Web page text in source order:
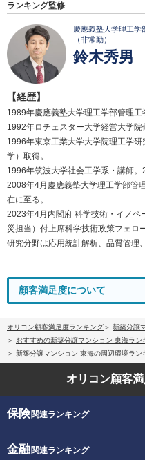
ランキング監修
慶應義塾大学理工学
（非常勤）
鈴木秀男
【経歴】
1989年慶應義塾大学理工学部管理工
1992年ロチェスター大学経営大学院
1996年東京工業大学大学院理工学
学）取得。
1996年筑波大学社会工学系・講師。
2008年4月慶應義塾大学理工学部管
在に至る。
2023年4月内閣府 科学技術・イノベ
災担当）付上席科学技術政策フェロ
研究分野は応用統計解析、品質管理
顧客満足度について
オリコン顧客満足度ランキング
新築分譲
おすすめの新築分譲マンション 東海ラン
新築分譲マンション 東海の周辺環境ラン
オリコン顧客
保険関連ランキング
金融関連ランキング